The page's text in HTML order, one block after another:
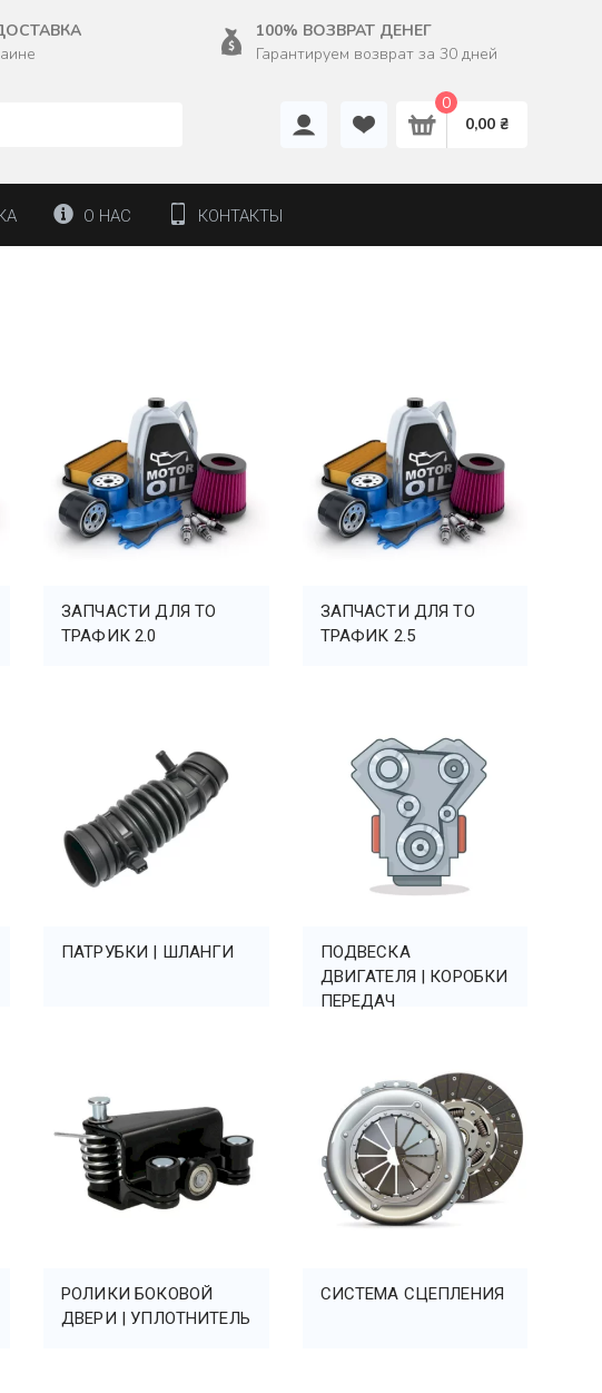
100% ВОЗВРАТ ДЕНЕГ
Гарантируем возврат за 30 дней
0,00 ₴
0
О НАС КОНТАКТЫ
ЗАПЧАСТИ ДЛЯ ТО
ТРАФИК 2.0
ЗАПЧАСТИ ДЛЯ ТО
ТРАФИК 2.5
ПАТРУБКИ | ШЛАНГИ
ПОДВЕСКА
ДВИГАТЕЛЯ | КОРОБКИ
ПЕРЕДАЧ
РОЛИКИ БОКОВОЙ
ДВЕРИ | УПЛОТНИТЕЛЬ
СИСТЕМА СЦЕПЛЕНИЯ